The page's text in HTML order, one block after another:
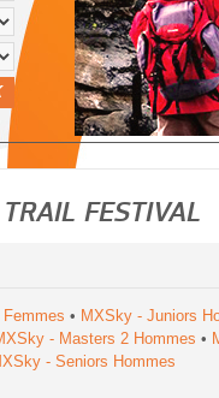
FESTIVAL
• MXSky - Juniors
- Masters 2 Hommes •
- Seniors Hommes